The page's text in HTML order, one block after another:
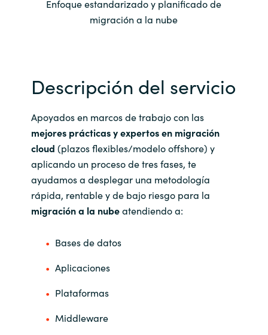
Sri Lanka
Sweden
Switzerland
Ukraine
United Kingdom
United States
Enfoque estandarizado y planificado de
migración a la nube
Descripción del servicio
Apoyados en marcos de trabajo con las
mejores prácticas y expertos en migración
cloud (plazos flexibles/modelo offshore) y
aplicando un proceso de tres fases, te
ayudamos a desplegar una metodología
rápida, rentable y de bajo riesgo para la
migración a la nubeatendiendo a:
Bases de datos
Aplicaciones
Plataformas
Middleware